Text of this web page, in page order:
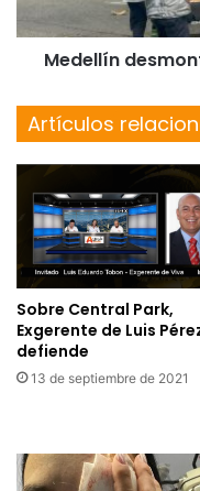
Medellín
Artículos
Sobre Central Park,
Exgerente de Luis
defiende
13 de septiembre de 2021